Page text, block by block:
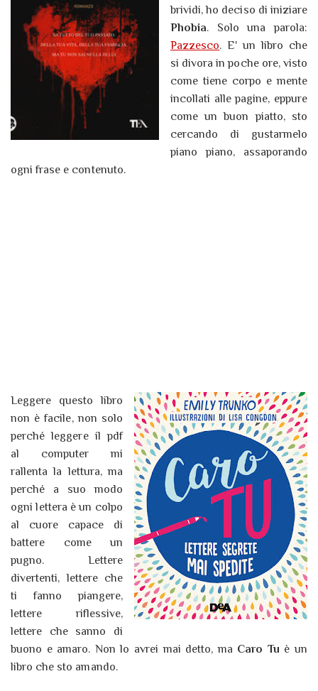
brividi, ho deciso di iniziare
Phobia. Solo una parola:
Pazzesco. E' un libro che
si divora in poche ore, visto
come tiene corpo e mente
incollati alle pagine, eppure
come un buon piatto, sto
cercando di gustarmelo
piano piano, assaporando
ogni frase e contenuto.
Leggere questo libro
non è facile, non solo
perché leggere il pdf
al computer mi
rallenta la lettura, ma
perché a suo modo
ogni lettera è un colpo
al cuore capace di
battere come un
pugno. Lettere
divertenti, lettere che
ti fanno piangere,
lettere riflessive,
lettere che sanno di
buono e amaro. Non lo avrei mai detto, ma Caro Tu è un
libro che sto amando.